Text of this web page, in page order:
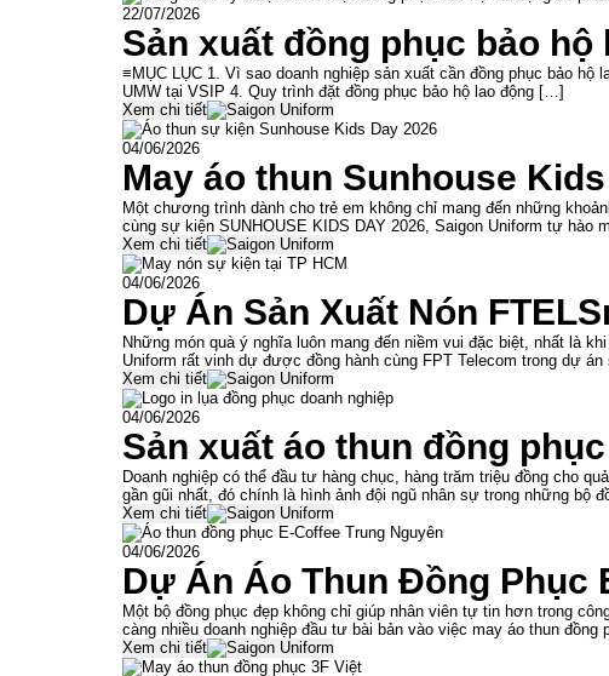
22/07/2026
Sản xuất đồng phục bảo hộ
≡MỤC LỤC 1. Vì sao doanh nghiệp sản xuất cần đồng phục bảo
UMW tại VSIP 4. Quy trình đặt đồng phục bảo hộ lao động […]
Xem chi tiết
04/06/2026
May áo thun Sunhouse
Một chương trình dành cho trẻ em không chỉ mang đến những
cùng sự kiện SUNHOUSE KIDS DAY 2026, Saigon Uniform tự hào
Xem chi tiết
04/06/2026
Dự Án Sản Xuất Nón
Những món quà ý nghĩa luôn mang đến niềm vui đặc biệt, nhất là
Uniform rất vinh dự được đồng hành cùng FPT Telecom trong dự
Xem chi tiết
04/06/2026
Sản xuất áo thun đồng
Doanh nghiệp có thể đầu tư hàng chục, hàng trăm triệu đồng cho
gần gũi nhất, đó chính là hình ảnh đội ngũ nhân sự trong những bộ
Xem chi tiết
04/06/2026
Dự Án Áo Thun Đồng Phục
Một bộ đồng phục đẹp không chỉ giúp nhân viên tự tin hơn trong
càng nhiều doanh nghiệp đầu tư bài bản vào việc may áo thun
Xem chi tiết